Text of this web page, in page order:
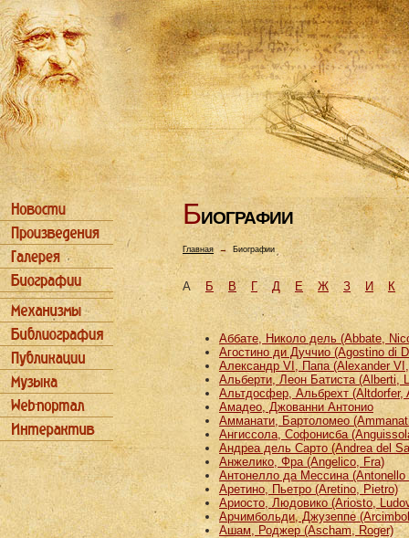
БИОГРАФИИ
Главная→ Биографии
АБ В Г Д Е Ж З И К
Аббате, Николо дель (Abbate,
Агостино ди Дуччио (Agostino di
Александр VI, Папа (Alexander
Альберти, Леон Батиста (Alberti,
Альтдосфер, Альбрехт (Altdorfer,
Амадео, Джованни Антонио
Амманати, Бартоломео
Ангиссола, Софонисба
Андреа дель Сарто (Andrea del
Анжелико, Фра (Angelico, Fra)
Антонелло да Мессина (Antonello
Аретино, Пьетро (Aretino, Pietro)
Ариосто, Людовико (Ariosto,
Арчимбольди, Джузеппе
Ашам, Роджер (Ascham, Roger)